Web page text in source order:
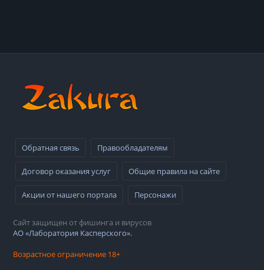
Обратная связь Правообладателям
Договор оказания услуг Общие правила на сайте
Акции от нашего портала Персонажи
Сайт защищен от фишинга и вирусов
АО «Лаборатория Касперского».
Возрастное ограничение 18+